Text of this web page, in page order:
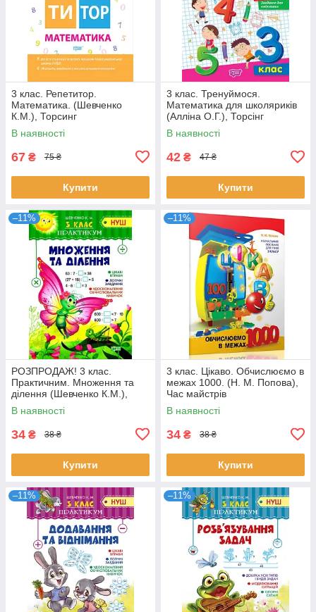
3 клас. Репетитор.
Математика. (Шевченко
К.М.), Торсинг
В наявності
67 ₴ 75 ₴
Купити
3 клас. Тренуймося.
Математика для школяриків
(Алліна О.Г.), Торсінг
В наявності
42 ₴ 47 ₴
Купити
–11%
РОЗПРОДАЖ! 3 клас.
Практичним. Множення та
ділення (Шевченко К.М.),
Торсинг
В наявності
34 ₴ 38 ₴
Купити
–11%
3 клас. Цікаво. Обчислюємо в
межах 1000. (Н. М. Попова),
Час майстрів
В наявності
34 ₴ 38 ₴
Купити
–11% –11%